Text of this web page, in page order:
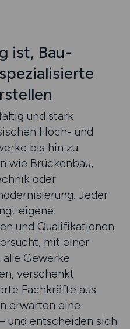
ist, Bau-
und stark
Hoch- und
bis hin zu
wie Brückenbau,
oder
Jeder
eigene
und Qualifikationen
mit einer
Gewerke
verschenkt
Fachkräfte aus
erwarten eine
und entscheiden sich